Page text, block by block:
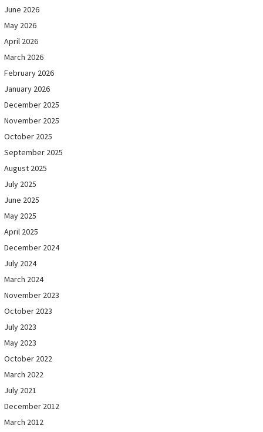
June 2026
May 2026
April 2026
March 2026
February 2026
January 2026
December 2025
November 2025
October 2025
September 2025
August 2025
July 2025
June 2025
May 2025
April 2025
December 2024
July 2024
March 2024
November 2023
October 2023
July 2023
May 2023
October 2022
March 2022
July 2021
December 2012
March 2012